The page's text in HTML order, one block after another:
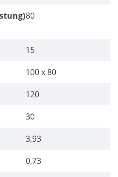
80
15
100 x 80
120
30
3,93
0,73